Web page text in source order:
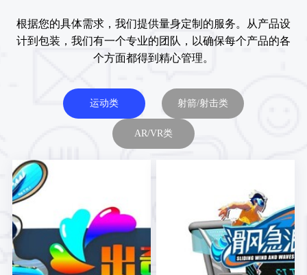
根据您的具体需求，我们提供量身定制的服务。从产品设
计到包装，我们有一个专业的团队，以确保每个产品的各
个方面都得到精心管理。
运动类 射箭/射击类
AR/VR类